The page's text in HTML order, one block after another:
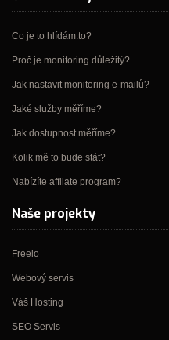
Co je to hlídám.to?
Proč je monitoring důležitý?
Jak nastavit monitoring e-mailů?
Jaké služby měříme?
Jak dostupnost měříme?
Kolik mě to bude stát?
Nabízíte affilate program?
Naše projekty
Freelo
Webový servis
Váš Hosting
SEO Servis